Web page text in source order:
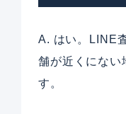
A. はい。LINE
舗が近くにない
す。